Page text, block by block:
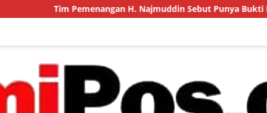
H. Najmuddin Sebut Punya Bukti Penyerahan Surat